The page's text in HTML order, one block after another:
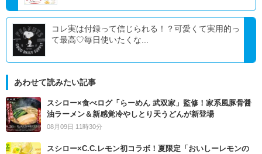
コレ実は付録って信じられる！？可愛くて実用的っ
て最高♡毎日使いたくな...
あわせて読みたい記事
スシロー×食べログ「らーめん 武双家」監修！家系風豚骨醤
油ラーメン＆新感覚冷やしとり天うどんが新登場
08月09日 11時30分
スシロー×C.C.レモン初コラボ！夏限定「おいしーレモンの